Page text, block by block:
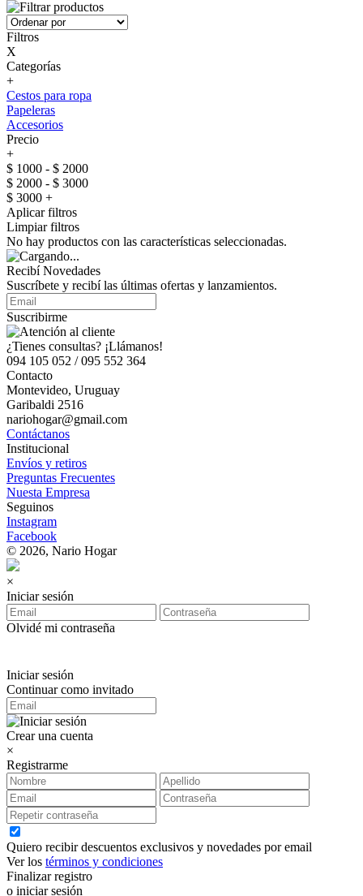
Filtros
X
Categorías
+
Cestos para ropa
Papeleras
Accesorios
Precio
+
$ 1000 - $ 2000
$ 2000 - $ 3000
$ 3000 +
Aplicar filtros
Limpiar filtros
No hay productos con las características seleccionadas.
Recibí Novedades
Suscríbete y recibí las últimas ofertas y lanzamientos.
Suscribirme
¿Tienes consultas? ¡Llámanos!
094 105 052 / 095 552 364
Contacto
Montevideo, Uruguay
Garibaldi 2516
nariohogar@gmail.com
Contáctanos
Institucional
Envíos y retiros
Preguntas Frecuentes
Nuesta Empresa
Seguinos
Instagram
Facebook
© 2026, Nario Hogar
×
Iniciar sesión
Olvidé mi contraseña
Iniciar sesión
Continuar como invitado
Crear una cuenta
×
Registrarme
Quiero recibir descuentos exclusivos y novedades por email
Ver los términos y condiciones
Finalizar registro
o iniciar sesión